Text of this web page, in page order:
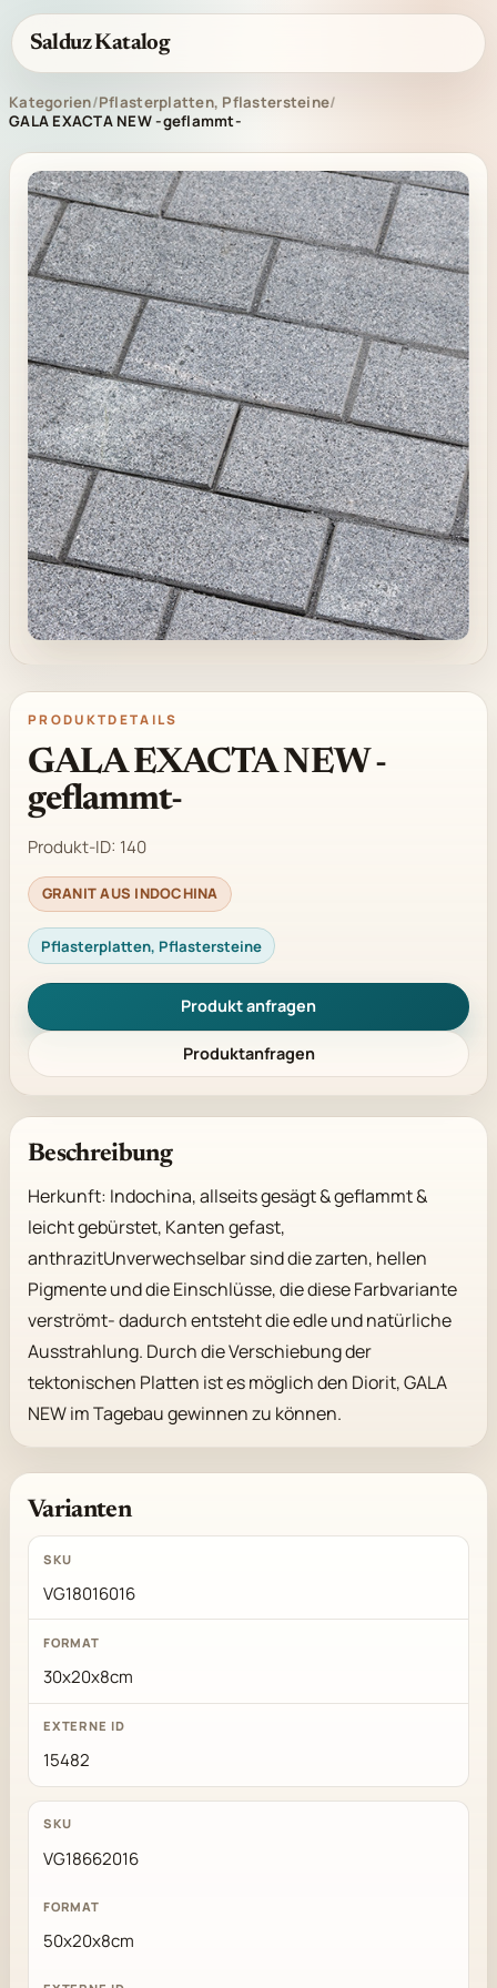
Salduz Katalog
Kategorien/Pflasterplatten, Pflastersteine/
GALA EXACTA NEW -geflammt-
PRODUKTDETAILS
GALA EXACTA NEW -
geflammt-
Produkt-ID: 140
GRANIT AUS INDOCHINA
Pflasterplatten, Pflastersteine
Produkt anfragen
Produktanfragen
Beschreibung
Herkunft: Indochina, allseits gesägt & geflammt &
leicht gebürstet, Kanten gefast,
anthrazitUnverwechselbar sind die zarten, hellen
Pigmente und die Einschlüsse, die diese Farbvariante
verströmt- dadurch entsteht die edle und natürliche
Ausstrahlung. Durch die Verschiebung der
tektonischen Platten ist es möglich den Diorit, GALA
NEW im Tagebau gewinnen zu können.
Varianten
VG18016016
30x20x8cm
15482
VG18662016
50x20x8cm